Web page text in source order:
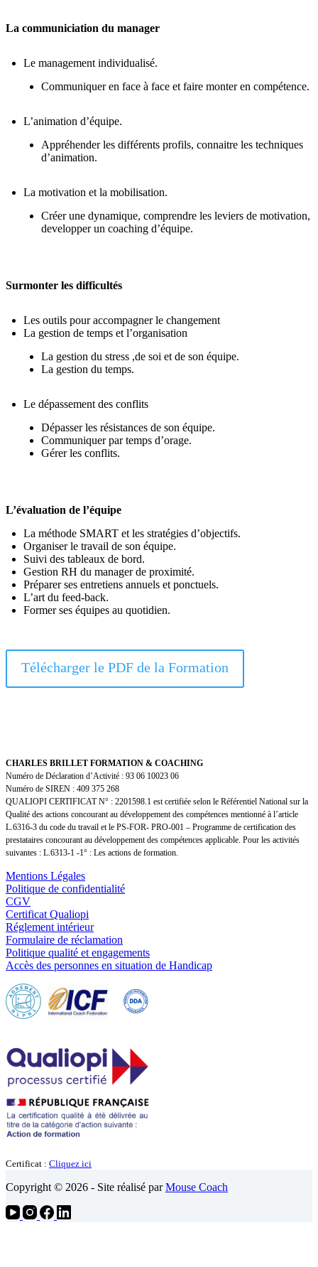
La communiciation du manager
Le management individualisé.
Communiquer en face à face et faire monter en compétence.
L’animation d’équipe.
Appréhender les différents profils, connaitre les techniques
d’animation.
La motivation et la mobilisation.
Créer une dynamique, comprendre les leviers de motivation,
developper un coaching d’équipe.
Surmonter les difficultés
Les outils pour accompagner le changement
La gestion de temps et l’organisation
La gestion du stress ,de soi et de son équipe.
La gestion du temps.
Le dépassement des conflits
Dépasser les résistances de son équipe.
Communiquer par temps d’orage.
Gérer les conflits.
L’évaluation de l’équipe
La méthode SMART et les stratégies d’objectifs.
Organiser le travail de son équipe.
Suivi des tableaux de bord.
Gestion RH du manager de proximité.
Préparer ses entretiens annuels et ponctuels.
L’art du feed-back.
Former ses équipes au quotidien.
Télécharger le PDF de la Formation
CHARLES BRILLET FORMATION & COACHING
Numéro de Déclaration d’Activité : 93 06 10023 06
Numéro de SIREN : 409 375 268
QUALIOPI CERTIFICAT N° : 2201598.1 est certifiée selon le Référentiel National sur la
Qualité des actions concourant au développement des compétences mentionné à l’article
L.6316-3 du code du travail et le PS-FOR- PRO-001 – Programme de certification des
prestataires concourant au développement des compétences applicable. Pour les activités
suivantes : L.6313-1 -1° : Les actions de formation.
Mentions Légales
Politique de confidentialité
CGV
Certificat Qualiopi
Réglement intérieur
Formulaire de réclamation
Politique qualité et engagements
Accès des personnes en situation de Handicap
Certificat : Cliquez ici
Copyright © 2026 - Site réalisé parMouse Coach